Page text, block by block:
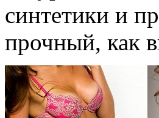
синтетики и
прочный, как